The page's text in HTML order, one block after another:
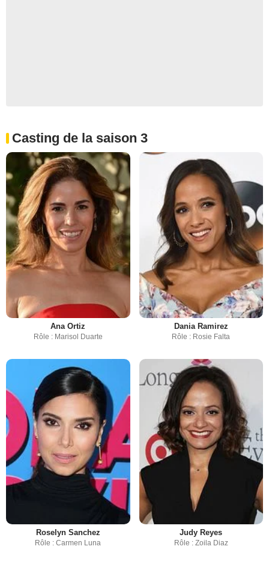
Casting de la saison 3
Ana Ortiz
Rôle : Marisol Duarte
Dania Ramirez
Rôle : Rosie Falta
Roselyn Sanchez
Rôle : Carmen Luna
Judy Reyes
Rôle : Zoila Diaz